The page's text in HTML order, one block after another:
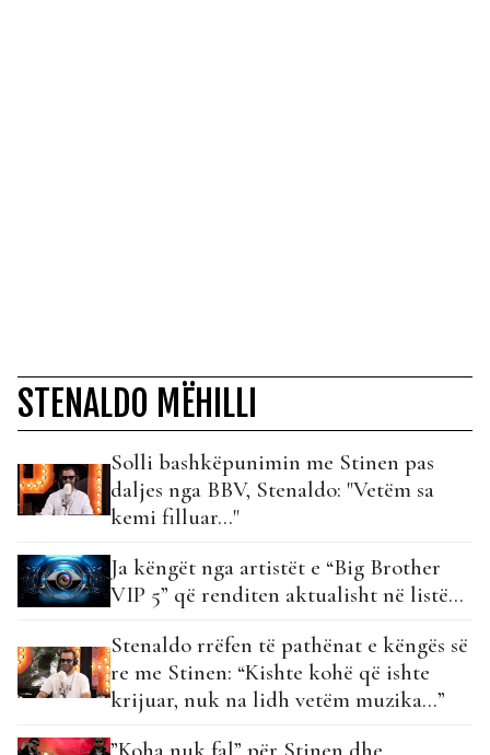
STENALDO MËHILLI
Solli bashkëpunimin me Stinen pas
daljes nga BBV, Stenaldo: "Vetëm sa
kemi filluar…"
Ja këngët nga artistët e “Big Brother
VIP 5” që renditen aktualisht në listë…
Stenaldo rrëfen të pathënat e këngës së
re me Stinen: “Kishte kohë që ishte
krijuar, nuk na lidh vetëm muzika…”